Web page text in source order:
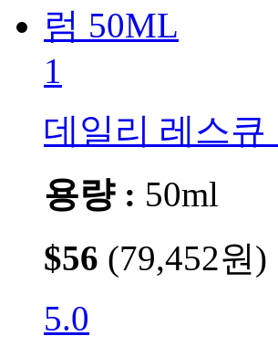
1
데일리 레스
용량 : 50ml
$56 (79,452원)
5.0